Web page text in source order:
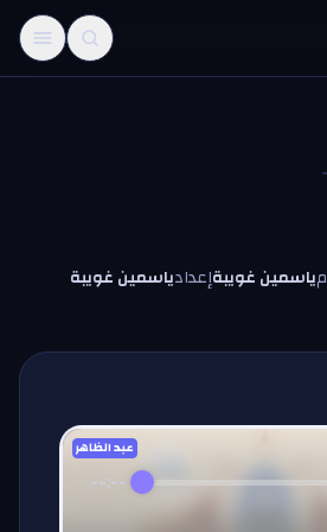
ياسمين غويبةإعدادياسمين غويبة
عبد الظاهر
--:--